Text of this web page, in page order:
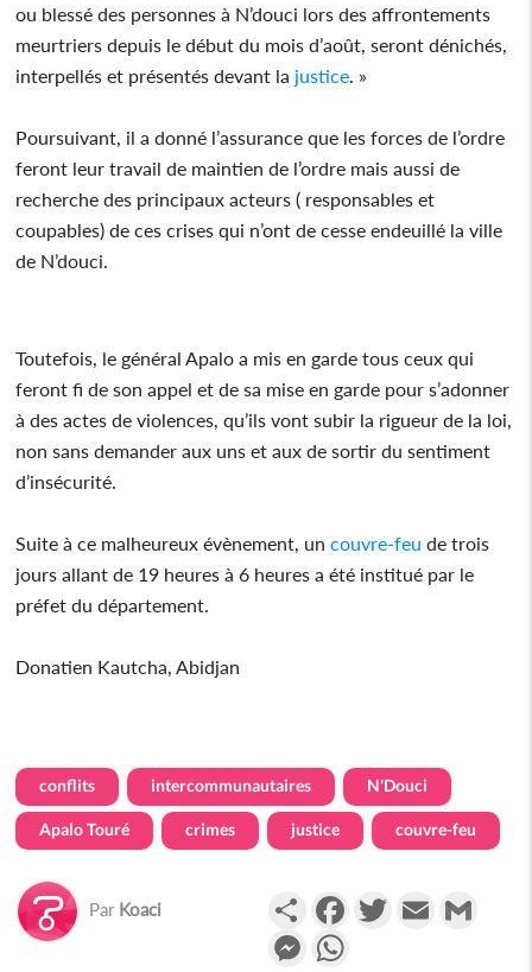
ou blessé des personnes à N’douci lors des affrontements
meurtriers depuis le début du mois d’août, seront dénichés,
interpellés et présentés devant la justice . »
Poursuivant, il a donné l’assurance que les forces de l’ordre
feront leur travail de maintien de l’ordre mais aussi de
recherche des principaux acteurs ( responsables et
coupables) de ces crises qui n’ont de cesse endeuillé la ville
de N’douci.
Toutefois, le général Apalo a mis en garde tous ceux qui
feront fi de son appel et de sa mise en garde pour s’adonner
à des actes de violences, qu’ils vont subir la rigueur de la loi,
non sans demander aux uns et aux de sortir du sentiment
d’insécurité.
Suite à ce malheureux évènement, uncouvre-feu de trois
jours allant de 19 heures à 6 heures a été institué par le
préfet du département.
Donatien Kautcha, Abidjan
conflits intercommunautaires N'Douci
Apalo Touré crimes justice couvre-feu
Par Koaci PartagerFacebookTwitterEmail
Messenger